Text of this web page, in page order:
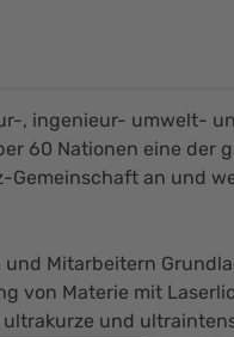
, ingenieur- umwelt-
60 Nationen eine der
an und
Mitarbeitern
von Materie mit
und